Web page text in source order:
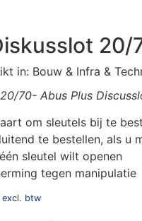
20/
in: Bouw & Infra &
70- Abus Plus
om sleutels bij te
te bestellen, als u
sleutel wilt openen
tegen manipulatie
excl. btw